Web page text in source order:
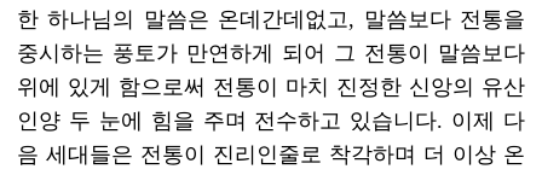
한 하나님의 말씀은 온데간데없고, 말씀보다 전통을
중시하는 풍토가 만연하게 되어 그 전통이 말씀보다
위에 있게 함으로써 전통이 마치 진정한 신앙의 유산
인양 두 눈에 힘을 주며 전수하고 있습니다. 이제 다
음 세대들은 전통이 진리인줄로 착각하며 더 이상 온